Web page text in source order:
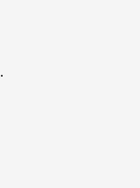
پیامی به آدرس ایمیل شما ارسال می شود.